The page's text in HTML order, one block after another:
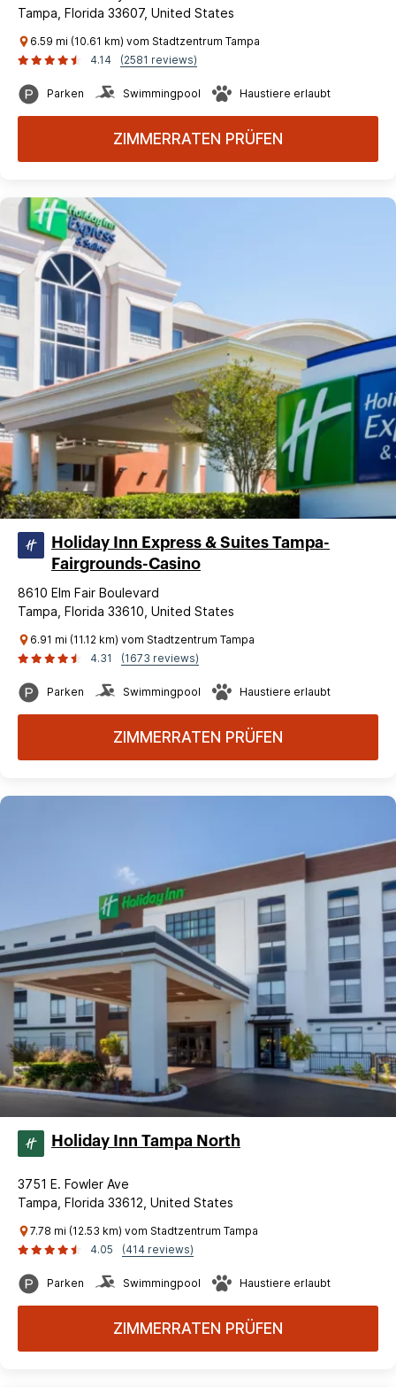
Tampa, Florida 33607, United States
6.59 mi (10.61 km) vom Stadtzentrum Tampa
4.14
(2581 reviews)
Parken Swimmingpool Haustiere erlaubt
ZIMMERRATEN PRÜFEN
Holiday Inn Express & Suites Tampa-
Fairgrounds-Casino
8610 Elm Fair Boulevard
Tampa, Florida 33610, United States
6.91 mi (11.12 km) vom Stadtzentrum Tampa
4.31
(1673 reviews)
Parken Swimmingpool Haustiere erlaubt
ZIMMERRATEN PRÜFEN
Holiday Inn Tampa North
3751 E. Fowler Ave
Tampa, Florida 33612, United States
7.78 mi (12.53 km) vom Stadtzentrum Tampa
4.05
(414 reviews)
Parken Swimmingpool Haustiere erlaubt
ZIMMERRATEN PRÜFEN